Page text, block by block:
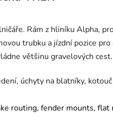
Rám z hliníku Alpha,
trubku a jízdní pozice
většinu gravelových cest.
úchyty na blatníky,
routing, fender mounts, flat